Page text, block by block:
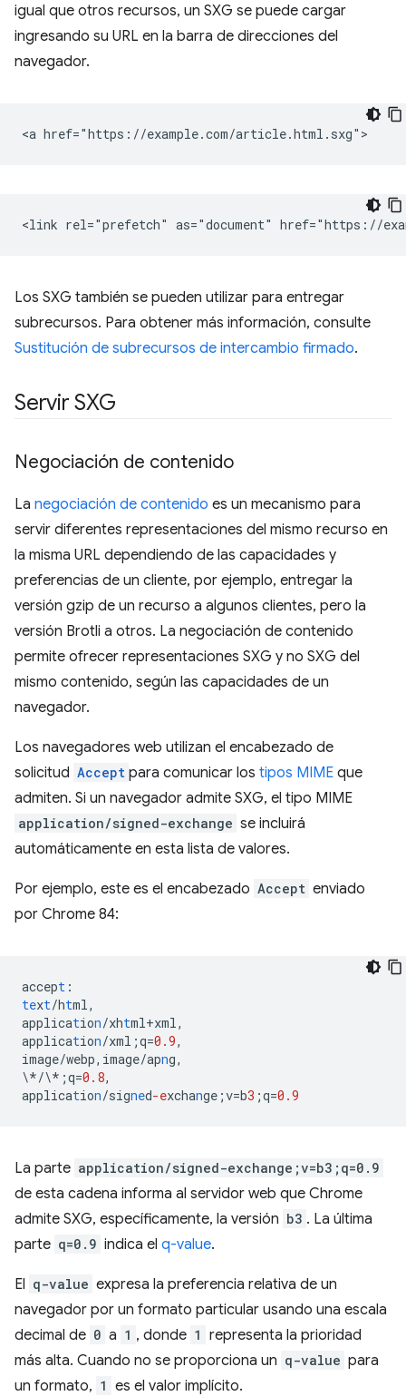
igual que otros recursos, un SXG se puede cargar
ingresando su URL en la barra de direcciones del
navegador.
Los SXG también se pueden utilizar para entregar
subrecursos. Para obtener más información, consulte
Sustitución de subrecursos de intercambio firmado.
Servir SXG
Negociación de contenido
La negociación de contenido es un mecanismo para
servir diferentes representaciones del mismo recurso en
la misma URL dependiendo de las capacidades y
preferencias de un cliente, por ejemplo, entregar la
versión gzip de un recurso a algunos clientes, pero la
versión Brotli a otros. La negociación de contenido
permite ofrecer representaciones SXG y no SXG del
mismo contenido, según las capacidades de un
navegador.
Los navegadores web utilizan el encabezado de
solicitud Accept para comunicar los tipos MIME que
admiten. Si un navegador admite SXG, el tipo MIME
application/signed-exchange se incluirá
automáticamente en esta lista de valores.
Por ejemplo, este es el encabezado Accept enviado
por Chrome 84:
accept :
text/html,
application/xhtml+xml,
application/xml;q=0.9,
image/webp, image/apng,
\*/\*;q=0.8,
application/signed-exchange;v=b3 ;q=0.9
La parte application/signed-exchange;v=b3;q=0.9
de esta cadena informa al servidor web que Chrome
admite SXG, específicamente, la versión b3 . La última
parte q=0.9 indica el q-value.
El q-value expresa la preferencia relativa de un
navegador por un formato particular usando una escala
decimal de 0 a 1 , donde 1 representa la prioridad
más alta. Cuando no se proporciona un q-value para
un formato, 1 es el valor implícito.